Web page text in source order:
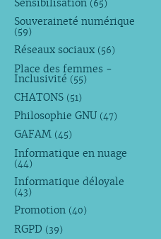
Sensibilisation (65)
Souveraineté numérique
(59)
Réseaux sociaux (56)
Place des femmes -
Inclusivité (55)
CHATONS (51)
Philosophie GNU (47)
GAFAM (45)
Informatique en nuage
(44)
Informatique déloyale
(43)
Promotion (40)
RGPD (39)